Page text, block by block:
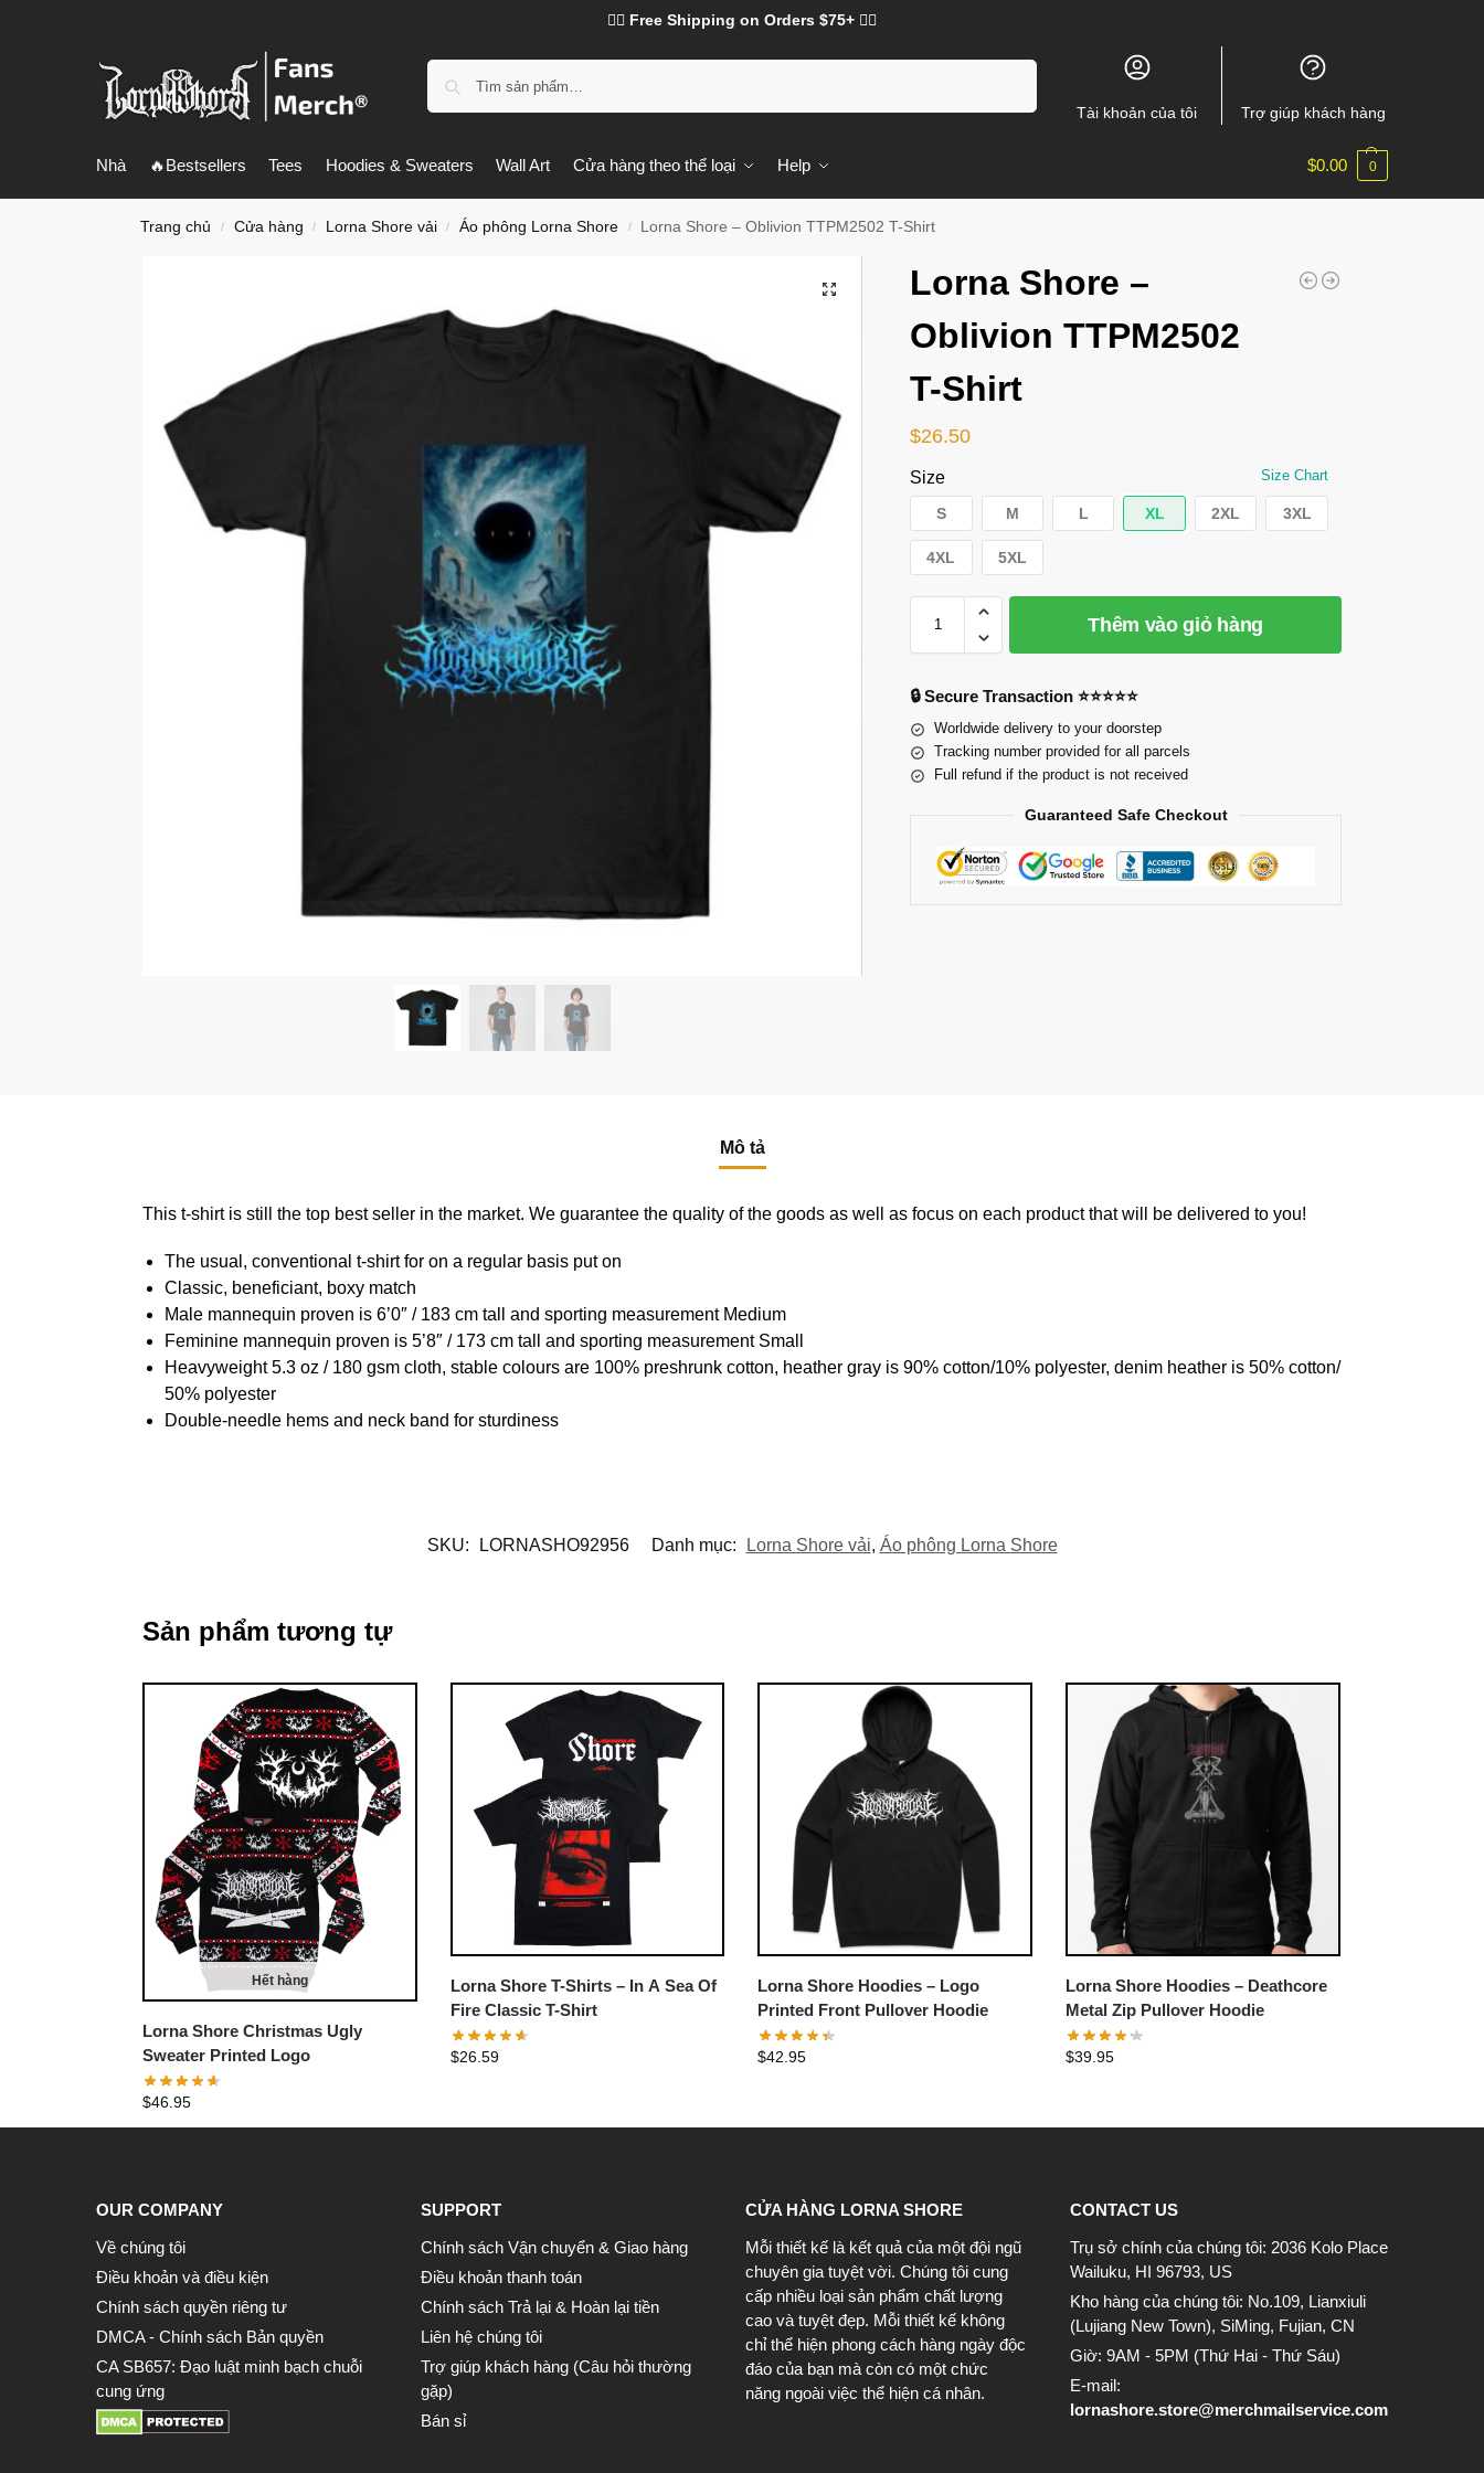
❤️‍🔥 Free Shipping on Orders $75+ ❤️‍🔥
Tài khoản của tôi Trợ giúp khách hàng
Nhà 🔥Bestsellers Tees Hoodies & Sweaters Wall Art Cửa hàng theo thể loại Help $0.00 0
Trang chủ / Cửa hàng / Lorna Shore vải / Áo phông Lorna Shore / Lorna Shore – Oblivion TTPM2502 T-Shirt
Lorna Shore –
Oblivion TTPM2502
T-Shirt
$26.50
Size Size Chart
S M L XL 2XL 3XL
4XL 5XL
Thêm vào giỏ hàng
🔒 Secure Transaction ⭐⭐⭐⭐⭐
Worldwide delivery to your doorstep
Tracking number provided for all parcels
Full refund if the product is not received
Guaranteed Safe Checkout
Mô tả
This t-shirt is still the top best seller in the market. We guarantee the quality of the goods as well as focus on each product that will be delivered to you!
The usual, conventional t-shirt for on a regular basis put on
Classic, beneficiant, boxy match
Male mannequin proven is 6’0″ / 183 cm tall and sporting measurement Medium
Feminine mannequin proven is 5’8″ / 173 cm tall and sporting measurement Small
Heavyweight 5.3 oz / 180 gsm cloth, stable colours are 100% preshrunk cotton, heather gray is 90% cotton/10% polyester, denim heather is 50% cotton/
50% polyester
Double-needle hems and neck band for sturdiness
SKU: LORNASHO92956 Danh mục: Lorna Shore vải, Áo phông Lorna Shore
Sản phẩm tương tự
Hết hàng
Lorna Shore Christmas Ugly
Sweater Printed Logo
$46.95
Lorna Shore T-Shirts – In A Sea Of
Fire Classic T-Shirt
$26.59
Lorna Shore Hoodies – Logo
Printed Front Pullover Hoodie
$42.95
Lorna Shore Hoodies – Deathcore
Metal Zip Pullover Hoodie
$39.95
OUR COMPANY
Về chúng tôi
Điều khoản và điều kiện
Chính sách quyền riêng tư
DMCA - Chính sách Bản quyền
CA SB657: Đạo luật minh bạch chuỗi
cung ứng
SUPPORT
Chính sách Vận chuyển & Giao hàng
Điều khoản thanh toán
Chính sách Trả lại & Hoàn lại tiền
Liên hệ chúng tôi
Trợ giúp khách hàng (Câu hỏi thường
gặp)
Bán sỉ
CỬA HÀNG LORNA SHORE
Mỗi thiết kế là kết quả của một đội ngũ
chuyên gia tuyệt vời. Chúng tôi cung
cấp nhiều loại sản phẩm chất lượng
cao và tuyệt đẹp. Mỗi thiết kế không
chỉ thể hiện phong cách hàng ngày độc
đáo của bạn mà còn có một chức
năng ngoài việc thể hiện cá nhân.
CONTACT US
Trụ sở chính của chúng tôi: 2036 Kolo Place
Wailuku, HI 96793, US
Kho hàng của chúng tôi: No.109, Lianxiuli
(Lujiang New Town), SiMing, Fujian, CN
Giờ: 9AM - 5PM (Thứ Hai - Thứ Sáu)
E-mail:
lornashore.store@merchmailservice.com